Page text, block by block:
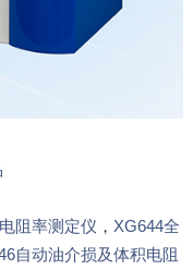
阻率测定仪 ， XG644全
自动油介损及体积电阻